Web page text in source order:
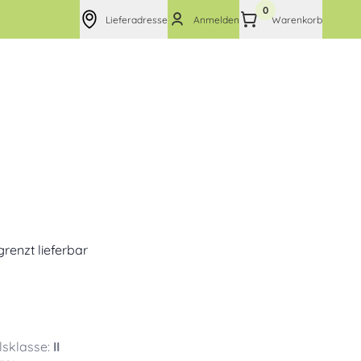
Lieferadresse Anmelden
0
Warenkorb
lieferbar
II